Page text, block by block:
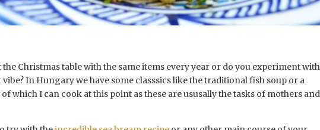
Christmas table with the same items every year or do you experiment with
In Hungary we have some classsics like the traditional fish soup or a
which I can cook at this point as these are ususally the tasks of mothers and